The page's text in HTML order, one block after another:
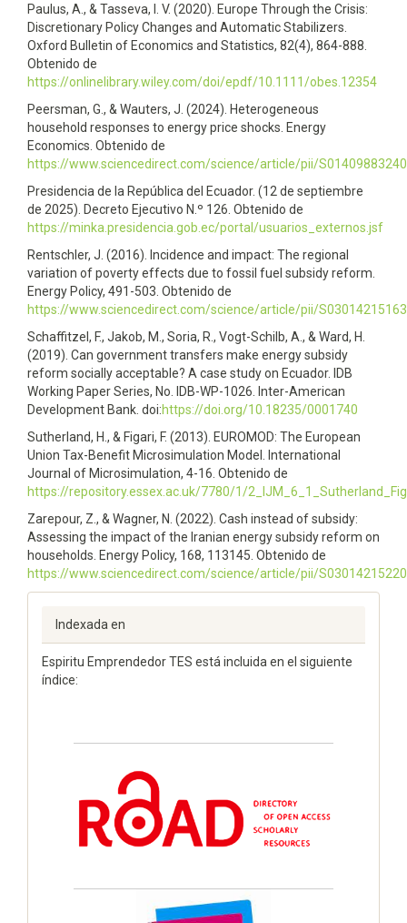
Paulus, A., & Tasseva, I. V. (2020). Europe Through the Crisis:
Discretionary Policy Changes and Automatic Stabilizers.
Oxford Bulletin of Economics and Statistics, 82(4), 864-888.
Obtenido de
https://onlinelibrary.wiley.com/doi/epdf/10.1111/obes.12354
Peersman, G., & Wauters, J. (2024). Heterogeneous
household responses to energy price shocks. Energy
Economics. Obtenido de
https://www.sciencedirect.com/science/article/pii/
Presidencia de la República del Ecuador. (12 de septiembre
de 2025). Decreto Ejecutivo N.º 126. Obtenido de
https://minka.presidencia.gob.ec/portal/usuarios_externos.jsf
Rentschler, J. (2016). Incidence and impact: The regional
variation of poverty effects due to fossil fuel subsidy reform.
Energy Policy, 491-503. Obtenido de
https://www.sciencedirect.com/science/article/pii/
Schaffitzel, F., Jakob, M., Soria, R., Vogt-Schilb, A., & Ward, H.
(2019). Can government transfers make energy subsidy
reform socially acceptable? A case study on Ecuador. IDB
Working Paper Series, No. IDB-WP-1026. Inter-American
Development Bank. doi:https://doi.org/10.18235/0001740
Sutherland, H., & Figari, F. (2013). EUROMOD: The European
Union Tax-Benefit Microsimulation Model. International
Journal of Microsimulation, 4-16. Obtenido de
https://repository.essex.ac.uk/7780/1/
Zarepour, Z., & Wagner, N. (2022). Cash instead of subsidy:
Assessing the impact of the Iranian energy subsidy reform on
households. Energy Policy, 168, 113145. Obtenido de
https://www.sciencedirect.com/science/article/pii/
Indexada en
Espiritu Emprendedor TES está incluida en el siguiente
índice: